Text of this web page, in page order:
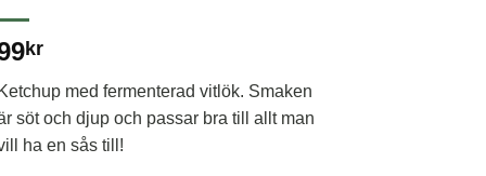
kr
med fermenterad vitlök. Smaken
söt och djup och passar bra till allt man
ha en sås till!